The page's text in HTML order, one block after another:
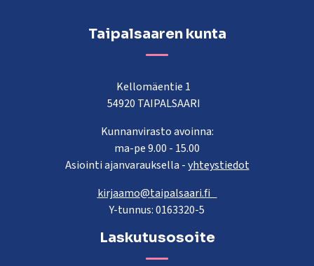
Taipalsaaren kunta
Kellomäentie 1
54920 TAIPALSAARI
Kunnanvirasto avoinna:
ma-pe 9.00 - 15.00
Asiointi ajanvarauksella -yhteystiedot
kirjaamo@taipalsaari.fi
Y-tunnus: 0163320-5
Laskutusosoite